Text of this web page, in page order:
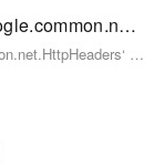
解决问题：‘HttpHeaders()‘ 在 ‘com.google.common.net.HttpHeaders‘ 中具有 private 访问权限
解决问题：‘HttpHeaders()‘ 在 ‘com.google.common.net.HttpHeaders‘ 中具有 private 访问权限